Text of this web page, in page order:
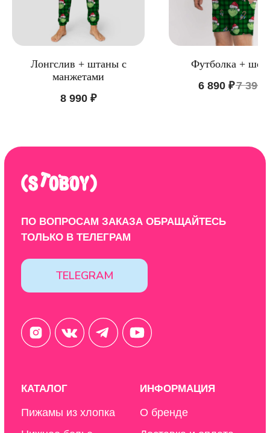
Лонгслив + штаны с
манжетами
8 990 ₽
Футболка +
6 890 ₽7 390
© 2020-2025 StoboyShop. Все права защищены
ООО "ЦИФРОВАЯ ФАБРИКА"
ИНН 9701202160